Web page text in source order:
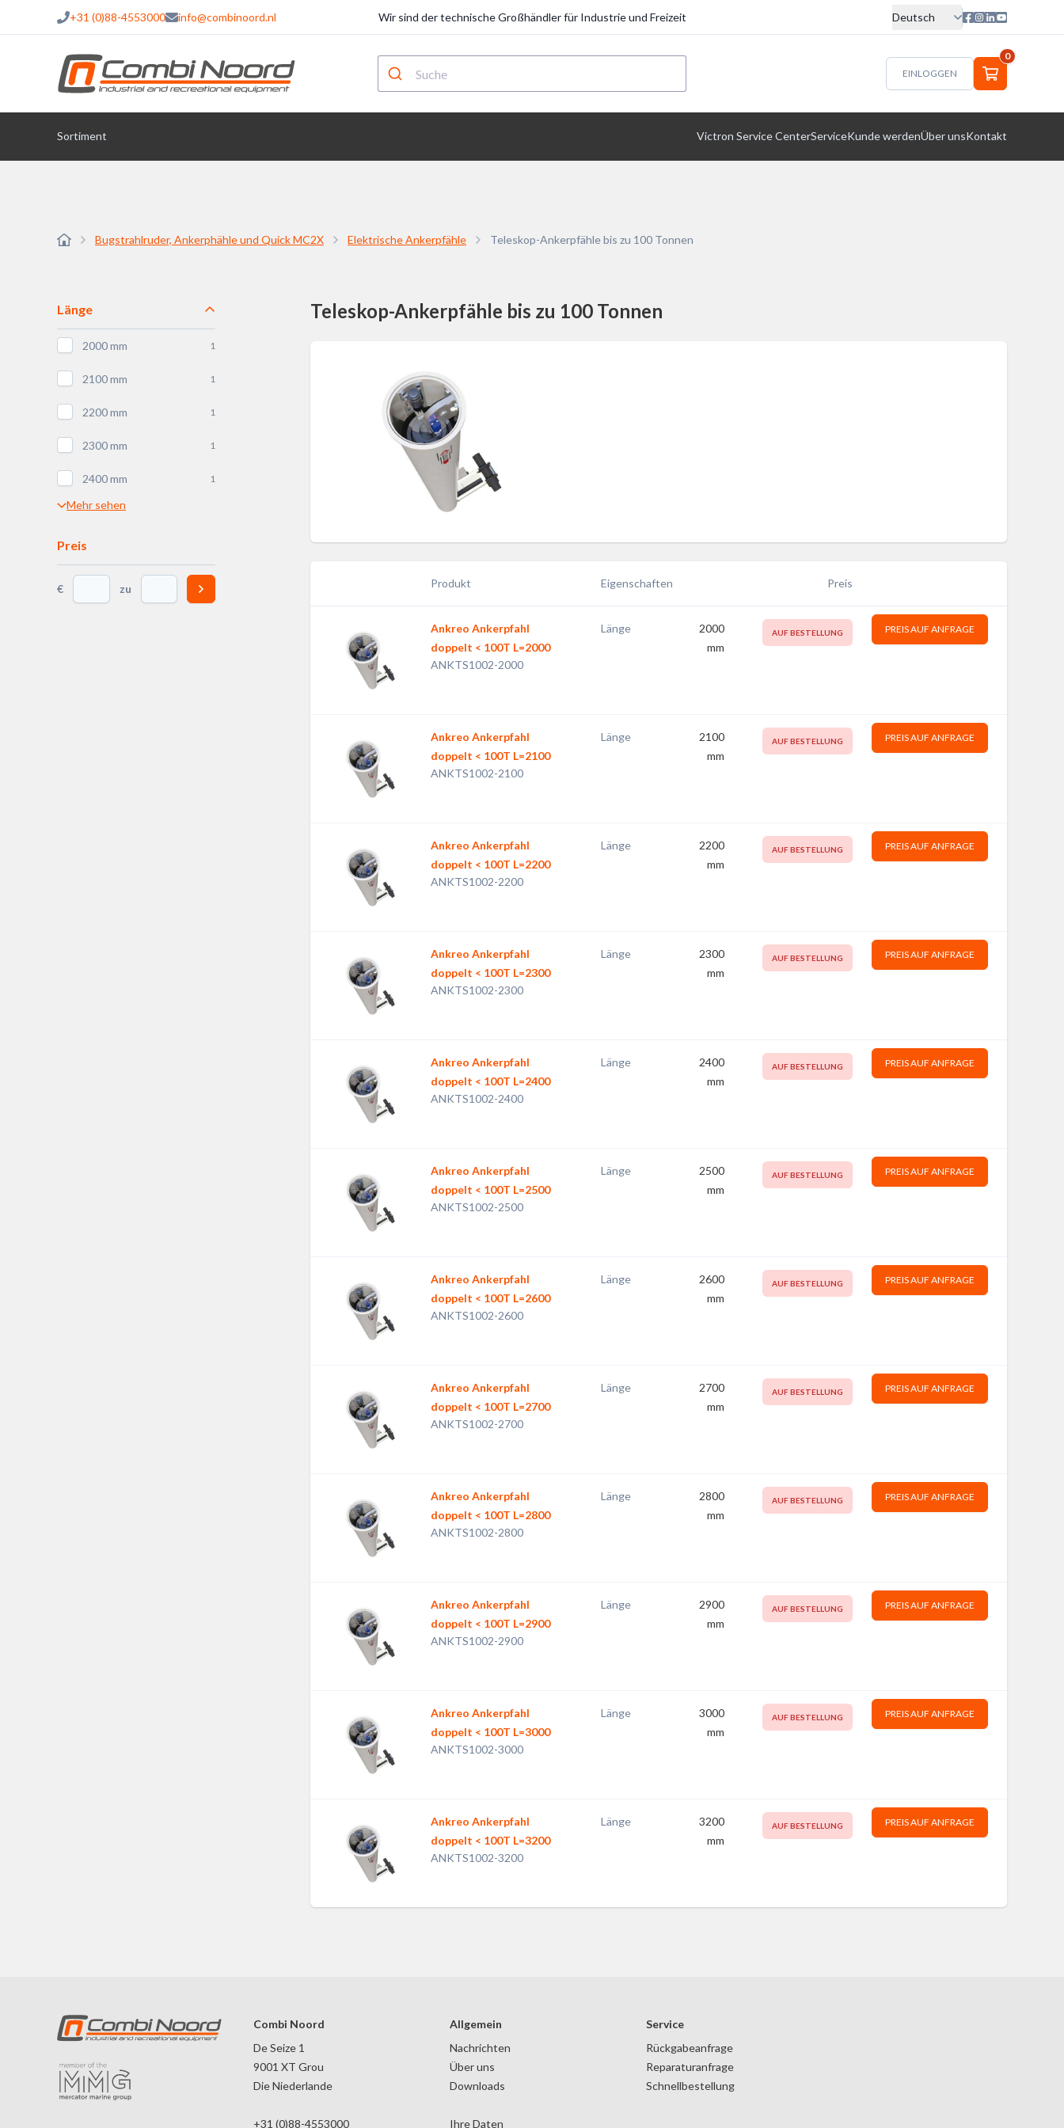
+31 (0)88-4553000 info@combinoord.nl Wir sind der technische Großhändler für Industrie und Freizeit Deutsch
EINLOGGEN
0
Sortiment Victron Service CenterServiceKunde werdenÜber unsKontakt
Bugstrahlruder, Ankerphähle und Quick MC2X Elektrische Ankerpfähle Teleskop-Ankerpfähle bis zu 100 Tonnen
Länge
2000 mm 1
2100 mm 1
2200 mm 1
2300 mm 1
2400 mm 1
Mehr sehen
Preis
€ zu
Teleskop-Ankerpfähle bis zu 100 Tonnen
Produkt Eigenschaften Preis
Ankreo Ankerpfahl
doppelt < 100T L=2000
ANKTS1002-2000
Länge
2000
mm
AUF BESTELLUNG PREIS AUF ANFRAGE
Ankreo Ankerpfahl
doppelt < 100T L=2100
ANKTS1002-2100
Länge
2100
mm
AUF BESTELLUNG PREIS AUF ANFRAGE
Ankreo Ankerpfahl
doppelt < 100T L=2200
ANKTS1002-2200
Länge
2200
mm
AUF BESTELLUNG PREIS AUF ANFRAGE
Ankreo Ankerpfahl
doppelt < 100T L=2300
ANKTS1002-2300
Länge
2300
mm
AUF BESTELLUNG PREIS AUF ANFRAGE
Ankreo Ankerpfahl
doppelt < 100T L=2400
ANKTS1002-2400
Länge
2400
mm
AUF BESTELLUNG PREIS AUF ANFRAGE
Ankreo Ankerpfahl
doppelt < 100T L=2500
ANKTS1002-2500
Länge
2500
mm
AUF BESTELLUNG PREIS AUF ANFRAGE
Ankreo Ankerpfahl
doppelt < 100T L=2600
ANKTS1002-2600
Länge
2600
mm
AUF BESTELLUNG PREIS AUF ANFRAGE
Ankreo Ankerpfahl
doppelt < 100T L=2700
ANKTS1002-2700
Länge
2700
mm
AUF BESTELLUNG PREIS AUF ANFRAGE
Ankreo Ankerpfahl
doppelt < 100T L=2800
ANKTS1002-2800
Länge
2800
mm
AUF BESTELLUNG PREIS AUF ANFRAGE
Ankreo Ankerpfahl
doppelt < 100T L=2900
ANKTS1002-2900
Länge
2900
mm
AUF BESTELLUNG PREIS AUF ANFRAGE
Ankreo Ankerpfahl
doppelt < 100T L=3000
ANKTS1002-3000
Länge
3000
mm
AUF BESTELLUNG PREIS AUF ANFRAGE
Ankreo Ankerpfahl
doppelt < 100T L=3200
ANKTS1002-3200
Länge
3200
mm
AUF BESTELLUNG PREIS AUF ANFRAGE
Combi Noord
De Seize 1
9001 XT Grou
Die Niederlande
+31 (0)88-4553000
Allgemein
Nachrichten
Über uns
Downloads
Ihre Daten
Service
Rückgabeanfrage
Reparaturanfrage
Schnellbestellung